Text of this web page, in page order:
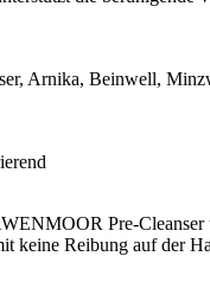
Arnika, Beinwell,
Pre-
keine Reibung auf der